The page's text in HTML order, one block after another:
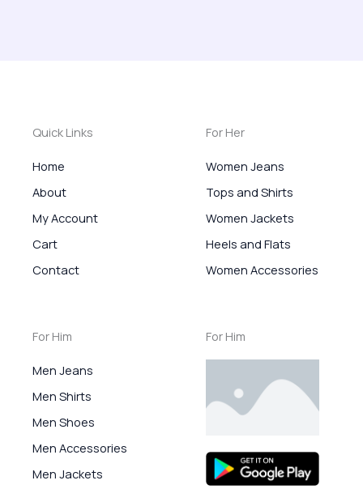
Quick Links
Home
About
My Account
Cart
Contact
For Her
Women Jeans
Tops and Shirts
Women Jackets
Heels and Flats
Women Accessories
For Him
Men Jeans
Men Shirts
Men Shoes
Men Accessories
Men Jackets
For Him